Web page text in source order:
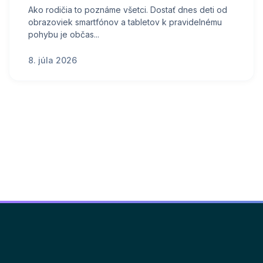
Ako rodičia to poznáme všetci. Dostať dnes deti od
obrazoviek smartfónov a tabletov k pravidelnému
pohybu je občas...
8. júla 2026